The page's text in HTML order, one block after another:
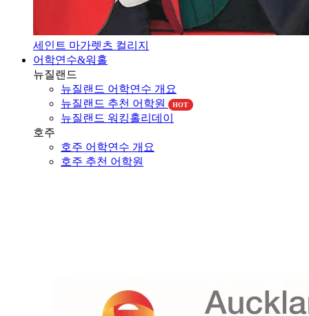
세인트 마가렛츠 컬리지
어학연수&워홀
뉴질랜드
뉴질랜드 어학연수 개요
뉴질랜드 추천 어학원
HOT
뉴질랜드 워킹홀리데이
호주
호주 추천 어학원